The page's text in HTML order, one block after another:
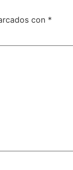
con *